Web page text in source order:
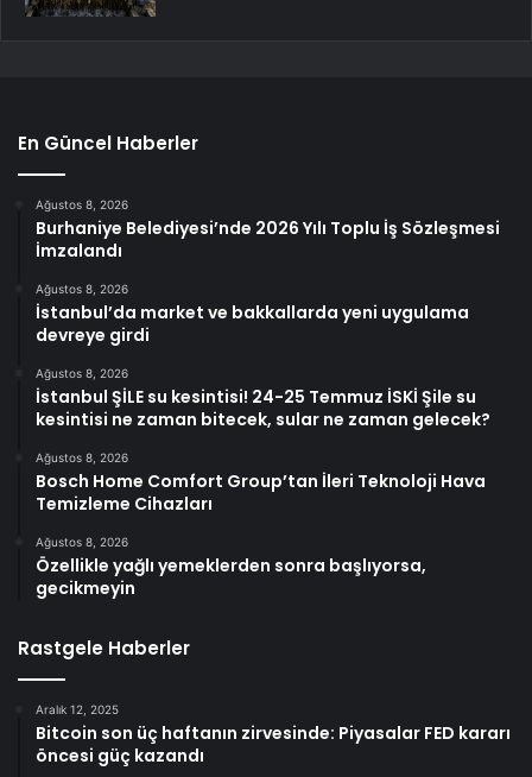
En Güncel Haberler
Ağustos 8, 2026
Burhaniye Belediyesi’nde 2026 Yılı Toplu İş Sözleşmesi
İmzalandı
Ağustos 8, 2026
İstanbul’da market ve bakkallarda yeni uygulama
devreye girdi
Ağustos 8, 2026
İstanbul ŞİLE su kesintisi! 24-25 Temmuz İSKİ Şile su
kesintisi ne zaman bitecek, sular ne zaman gelecek?
Ağustos 8, 2026
Bosch Home Comfort Group’tan İleri Teknoloji Hava
Temizleme Cihazları
Ağustos 8, 2026
Özellikle yağlı yemeklerden sonra başlıyorsa,
gecikmeyin
Rastgele Haberler
Aralık 12, 2025
Bitcoin son üç haftanın zirvesinde: Piyasalar FED kararı
öncesi güç kazandı